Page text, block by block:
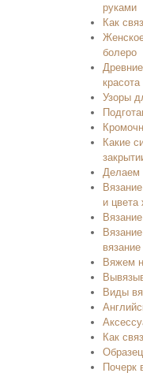
руками
Как
болеро
красота
Узоры
Какие
Делаем
и цвета
вязание
Вяжем
Виды
Как
Почерк